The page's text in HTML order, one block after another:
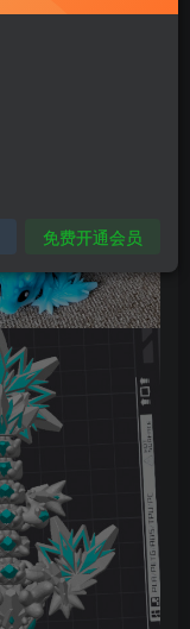
免费开通会员